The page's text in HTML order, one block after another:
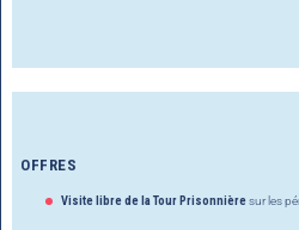
OFFRES
Visite libre de la Tour Prisonnièresur les